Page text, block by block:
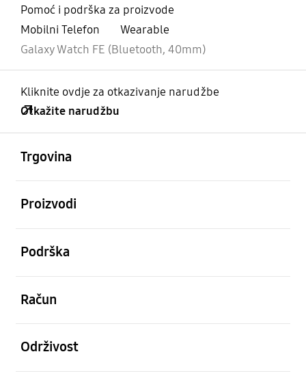
Pomoć i podrška za proizvode
Mobilni Telefon
Wearable
Galaxy Watch FE (Bluetooth, 40mm)
Kliknite ovdje za otkazivanje narudžbe
Otkažite narudžbu
Trgovina
Proizvodi
Podrška
Račun
Održivost